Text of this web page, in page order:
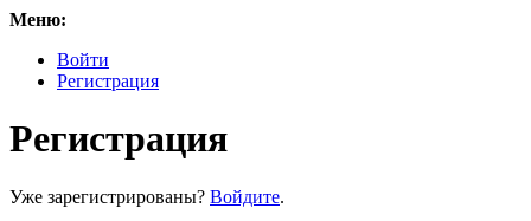
Меню:
Войти
Регистрация
Регистрация
Уже зарегистрированы? Войдите.